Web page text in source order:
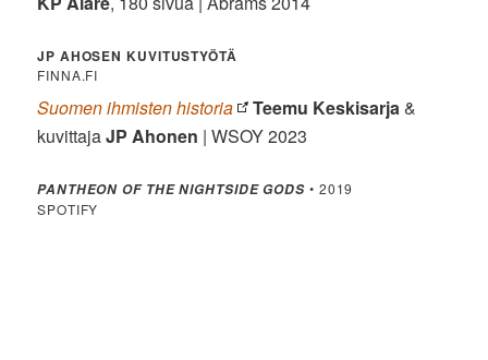
JP AHOSEN KUVITUSTYÖTÄ
FINNA.FI
Suomen ihmisten historia Teemu Keskisarja &
kuvittajaJP Ahonen | WSOY 2023
PANTHEON OF THE NIGHTSIDE GODS • 2019
SPOTIFY